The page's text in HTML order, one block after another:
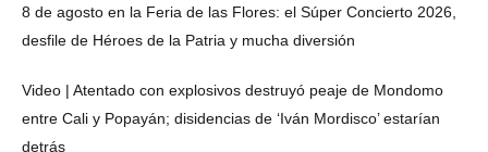
8 de agosto en la Feria de las Flores: el Súper Concierto 2026,
desfile de Héroes de la Patria y mucha diversión
Video | Atentado con explosivos destruyó peaje de Mondomo
entre Cali y Popayán; disidencias de ‘Iván Mordisco’ estarían
detrás